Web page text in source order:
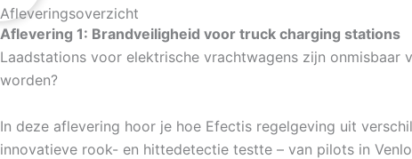
Afleveringsoverzicht
Aflevering 1: Brandveiligheid voor truck charging stations
Laadstations voor elektrische vrachtwagens zijn
worden?
In deze aflevering hoor je hoe Efectis regelgeving uit
innovatieve rook- en hittedetectie testte – van pilots in